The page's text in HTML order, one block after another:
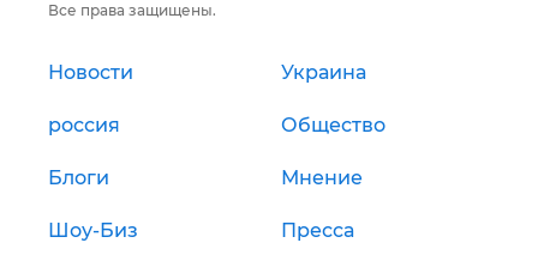
Все права защищены.
Новости Украина
россия Общество
Блоги Мнение
Шоу-Биз Пресса